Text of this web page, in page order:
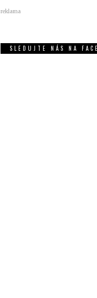
reklama
SLEDUJTE NÁS NA